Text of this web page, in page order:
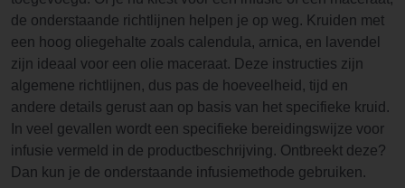
de onderstaande richtlijnen helpen je op weg. Kruiden met
een hoog oliegehalte zoals calendula, arnica, en lavendel
zijn ideaal voor een olie maceraat. Deze instructies zijn
algemene richtlijnen, dus pas de hoeveelheid, tijd en
andere details gerust aan op basis van het specifieke kruid.
In veel gevallen wordt een specifieke bereidingswijze voor
infusie vermeld in de productbeschrijving. Ontbreekt deze?
Dan kun je de onderstaande infusiemethode gebruiken.